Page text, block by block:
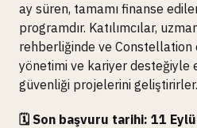
ay süren, tamamı finanse
programdır. Katılımcılar,
rehberliğinde ve Constellation
yönetimi ve kariyer desteğiyle
güvenliği projelerini geliştirirler.
🗓️ Son başvuru tarihi: 11